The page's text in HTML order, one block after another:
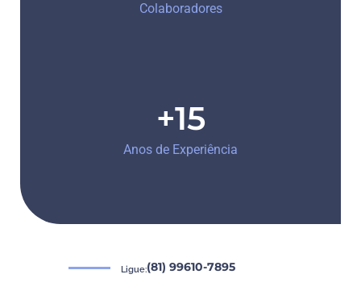
Colaboradores
+15
Anos de Experiência
Ligue:(81) 99610-7895